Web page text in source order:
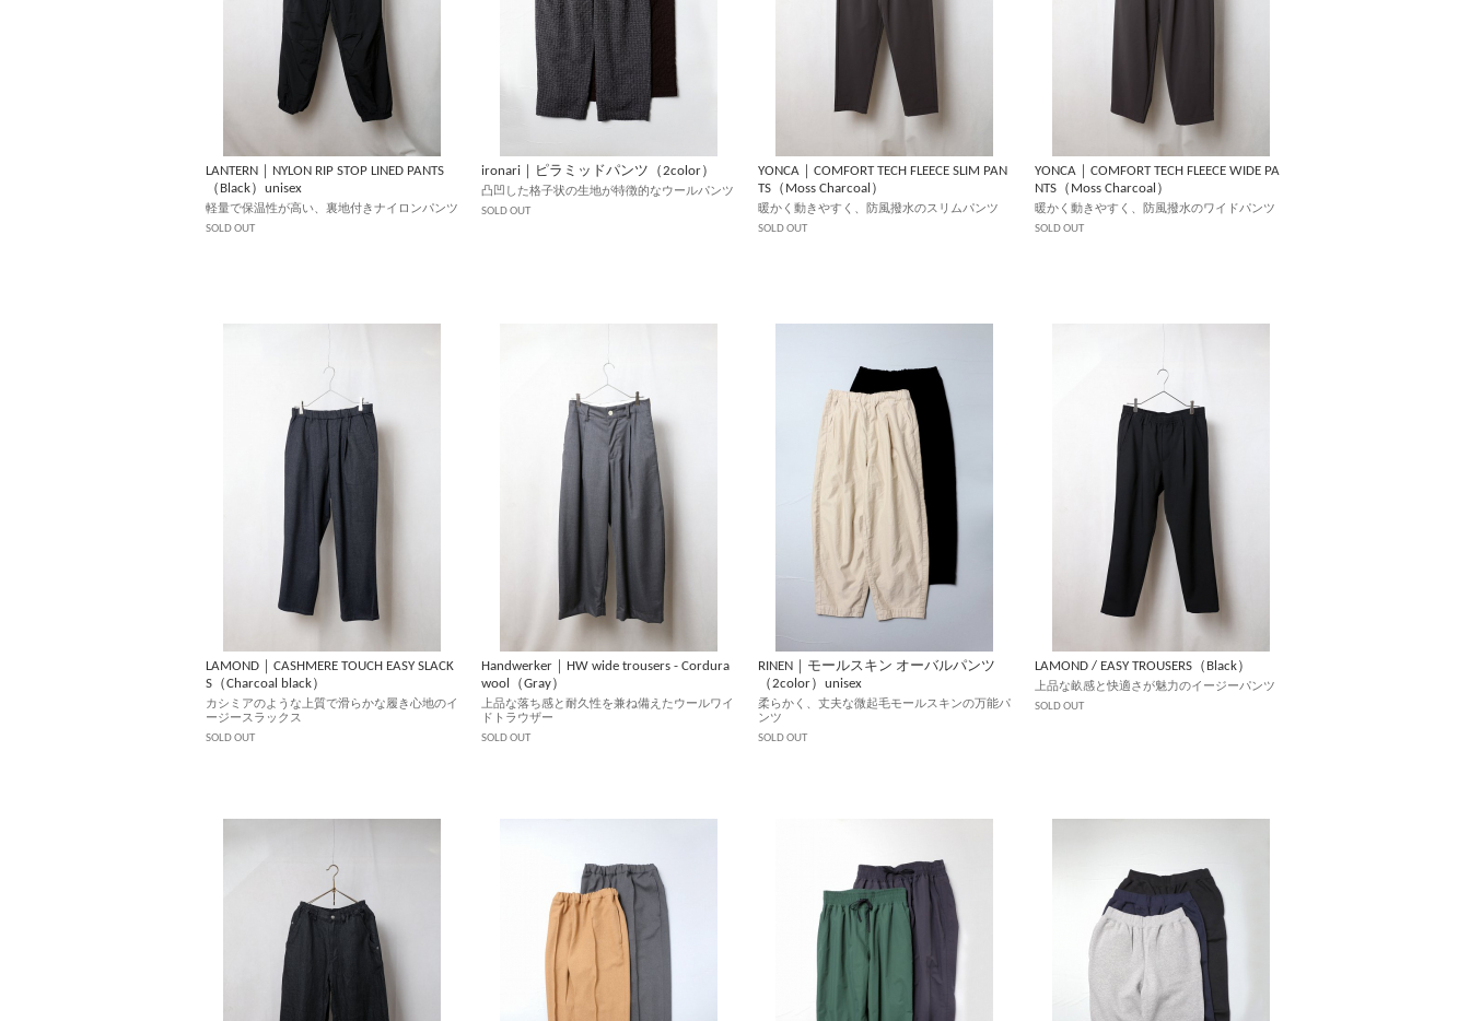
LANTERN｜NYLON RIP STOP LINED PANTS
（Black）unisex
軽量で保温性が高い、裏地付きナイロンパンツ
SOLD OUT
ironari｜ピラミッドパンツ（2color）
凸凹した格子状の生地が特徴的なウールパンツ
SOLD OUT
YONCA｜COMFORT TECH FLEECE SLIM PAN
TS（Moss Charcoal）
暖かく動きやすく、防風撥水のスリムパンツ
SOLD OUT
YONCA｜COMFORT TECH FLEECE WIDE PA
NTS（Moss Charcoal）
暖かく動きやすく、防風撥水のワイドパンツ
SOLD OUT
LAMOND｜CASHMERE TOUCH EASY SLACK
S（Charcoal black）
カシミアのような上質で滑らかな履き心地のイ
ージースラックス
SOLD OUT
Handwerker｜HW wide trousers - Cordura
wool（Gray）
上品な落ち感と耐久性を兼ね備えたウールワイ
ドトラウザー
SOLD OUT
RINEN｜モールスキン オーバルパンツ
（2color）unisex
柔らかく、丈夫な微起毛モールスキンの万能パ
ンツ
SOLD OUT
LAMOND / EASY TROUSERS（Black）
上品な畝感と快適さが魅力のイージーパンツ
SOLD OUT